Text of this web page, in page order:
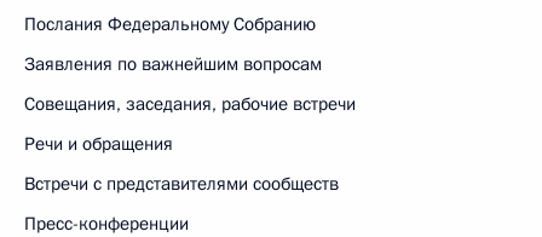
Послания Федеральному Собранию
Заявления по важнейшим вопросам
Совещания, заседания, рабочие встречи
Речи и обращения
Встречи с представителями сообществ
Пресс-конференции